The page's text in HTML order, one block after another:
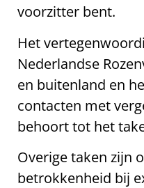
voorzitter bent.
Het
Nederlandse
en buitenland en
contacten met
behoort tot het
Overige taken zijn
betrokkenheid bij